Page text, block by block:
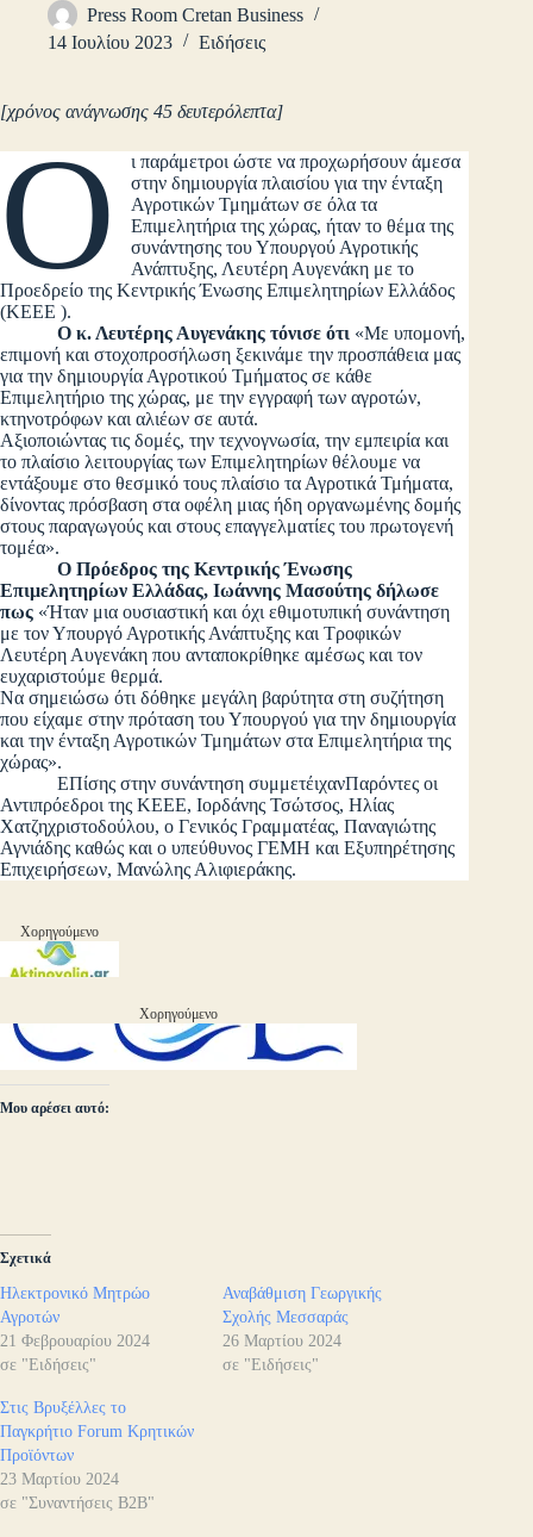
Press Room Cretan Business
14 Ιουλίου 2023
Ειδήσεις
[χρόνος ανάγνωσης 45 δευτερόλεπτα]
Ο
ι παράμετροι ώστε να προχωρήσουν άμεσα
στην δημιουργία πλαισίου για την ένταξη
Αγροτικών Τμημάτων σε όλα τα
Επιμελητήρια της χώρας, ήταν το θέμα της
συνάντησης του Υπουργού Αγροτικής
Ανάπτυξης, Λευτέρη Αυγενάκη με το
Προεδρείο της Κεντρικής Ένωσης Επιμελητηρίων Ελλάδος
(ΚΕΕΕ ).
Ο κ. Λευτέρης Αυγενάκης τόνισε ότι «Με υπομονή,
επιμονή και στοχοπροσήλωση ξεκινάμε την προσπάθεια μας
για την δημιουργία Αγροτικού Τμήματος σε κάθε
Επιμελητήριο της χώρας, με την εγγραφή των αγροτών,
κτηνοτρόφων και αλιέων σε αυτά.
Αξιοποιώντας τις δομές, την τεχνογνωσία, την εμπειρία και
το πλαίσιο λειτουργίας των Επιμελητηρίων θέλουμε να
εντάξουμε στο θεσμικό τους πλαίσιο τα Αγροτικά Τμήματα,
δίνοντας πρόσβαση στα οφέλη μιας ήδη οργανωμένης δομής
στους παραγωγούς και στους επαγγελματίες του πρωτογενή
τομέα».
Ο Πρόεδρος της Κεντρικής Ένωσης
Επιμελητηρίων Ελλάδας, Ιωάννης Μασούτης δήλωσε
πως «Ήταν μια ουσιαστική και όχι εθιμοτυπική συνάντηση
με τον Υπουργό Αγροτικής Ανάπτυξης και Τροφικών
Λευτέρη Αυγενάκη που ανταποκρίθηκε αμέσως και τον
ευχαριστούμε θερμά.
Να σημειώσω ότι δόθηκε μεγάλη βαρύτητα στη συζήτηση
που είχαμε στην πρόταση του Υπουργού για την δημιουργία
και την ένταξη Αγροτικών Τμημάτων στα Επιμελητήρια της
χώρας».
ΕΠίσης στην συνάντηση συμμετέιχανΠαρόντες οι
Αντιπρόεδροι της ΚΕΕΕ, Ιορδάνης Τσώτσος, Ηλίας
Χατζηχριστοδούλου, ο Γενικός Γραμματέας, Παναγιώτης
Αγνιάδης καθώς και ο υπεύθυνος ΓΕΜΗ και Εξυπηρέτησης
Επιχειρήσεων, Μανώλης Αλιφιεράκης.
Χορηγούμενο
Χορηγούμενο
Μου αρέσει αυτό:
Σχετικά
Ηλεκτρονικό Μητρώο
Αγροτών
21 Φεβρουαρίου 2024
σε "Ειδήσεις"
Αναβάθμιση Γεωργικής
Σχολής Μεσσαράς
26 Μαρτίου 2024
σε "Ειδήσεις"
Στις Βρυξέλλες το
Παγκρήτιο Forum Κρητικών
Προϊόντων
23 Μαρτίου 2024
σε "Συναντήσεις B2B"